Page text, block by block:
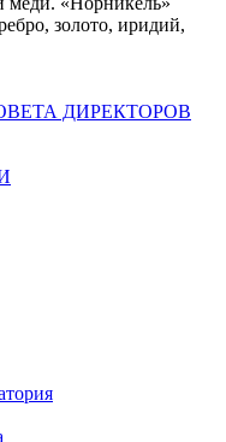
золото, иридий,
ДИРЕКТОРОВ